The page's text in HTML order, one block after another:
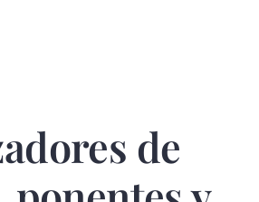
de